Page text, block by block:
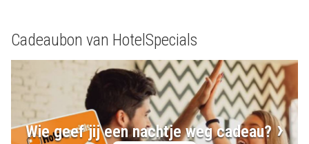
Cadeaubon van HotelSpecials
Wie geef jij een nachtje weg cadeau?